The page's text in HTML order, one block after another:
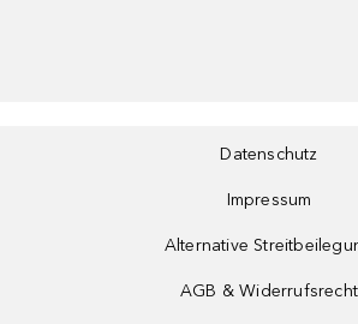
Datenschutz
Impressum
Alternative
AGB & Widerrufsrecht